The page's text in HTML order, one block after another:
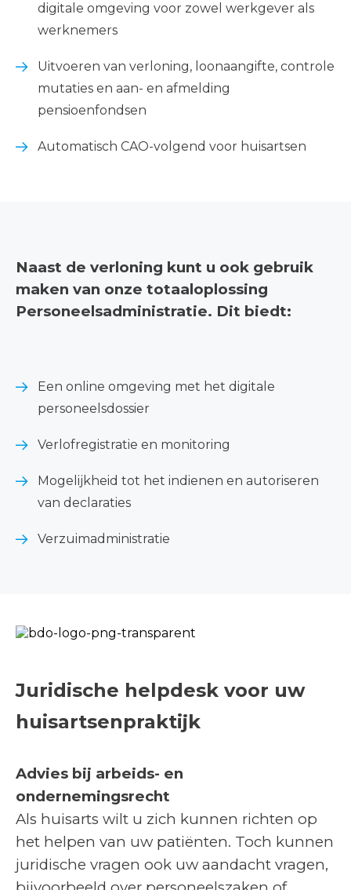
digitale omgeving voor zowel werkgever als
werknemers
Uitvoeren van verloning, loonaangifte, controle
mutaties en aan- en afmelding
pensioenfondsen
Automatisch CAO-volgend voor huisartsen
Naast de verloning kunt u ook gebruik
maken van onze totaaloplossing
Personeelsadministratie. Dit biedt:
Een online omgeving met het digitale
personeelsdossier
Verlofregistratie en monitoring
Mogelijkheid tot het indienen en autoriseren
van declaraties
Verzuimadministratie
Juridische helpdesk voor uw
huisartsenpraktijk
Advies bij arbeids- en
ondernemingsrecht
Als huisarts wilt u zich kunnen richten op
het helpen van uw patiënten. Toch kunnen
juridische vragen ook uw aandacht vragen,